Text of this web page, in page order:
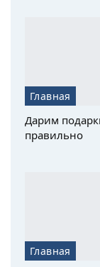
Главная
Дарим
правильно
Главная